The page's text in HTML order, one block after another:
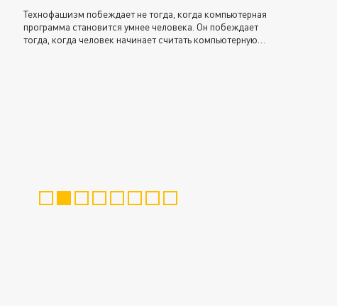
Технофашизм побеждает не тогда, когда компьютерная
программа становится умнее человека. Он побеждает
тогда, когда человек начинает считать компьютерную